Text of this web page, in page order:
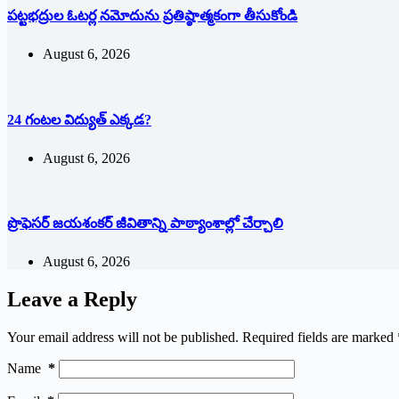
పట్టభద్రుల ఓటర్ల నమోదును ప్రతిష్ఠాత్మకంగా తీసుకోండి
August 6, 2026
24 గంటల విద్యుత్ ఎక్కడ?
August 6, 2026
ప్రొఫెసర్ జయశంకర్ జీవితాన్ని పాఠ్యాంశాల్లో చేర్చాలి
August 6, 2026
Leave a Reply
Your email address will not be published. Required fields are marked
Name *